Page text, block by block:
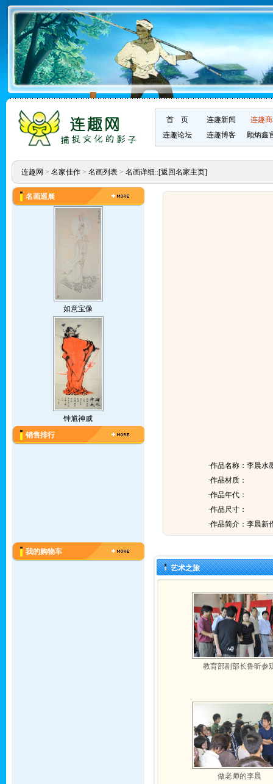
首 页 连趣新闻
连趣
连趣论坛
连趣博客 顾炳鑫
连趣网 > 名家佳作> 名画列表> 名画详细::[返回名家主页]
名画巡展
如意宝像
钟馗神威
销售排行
我的购物车
·作品名称：李晨水
·作品材质：
·作品年代：
·作品尺寸：
·作品简介： 李晨新
艺术之旅
教育部副部长鲁昕参
做老师的李晨